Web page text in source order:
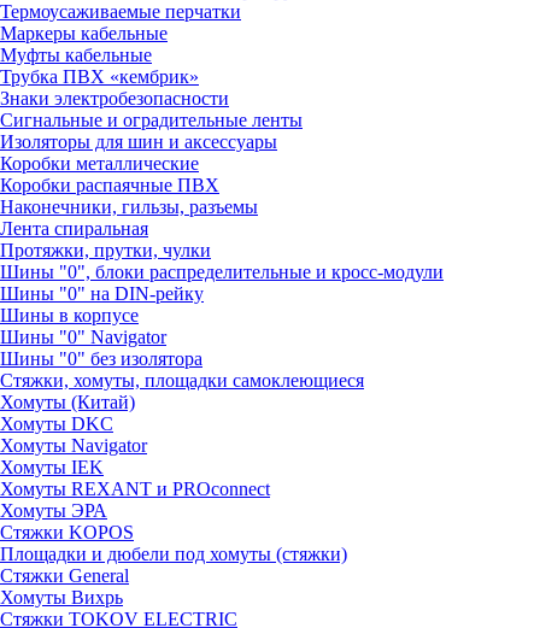
Термоусаживаемые перчатки
Маркеры кабельные
Муфты кабельные
Трубка ПВХ «кембрик»
Знаки электробезопасности
Сигнальные и оградительные ленты
Изоляторы для шин и аксессуары
Коробки металлические
Коробки распаячные ПВХ
Наконечники, гильзы, разъемы
Лента спиральная
Протяжки, прутки, чулки
Шины "0", блоки распределительные и кросс-модули
Шины "0" на DIN-рейку
Шины в корпусе
Шины "0" Navigator
Шины "0" без изолятора
Стяжки, хомуты, площадки самоклеющиеся
Хомуты (Китай)
Хомуты DKC
Хомуты Navigator
Хомуты IEK
Хомуты REXANT и PROconnect
Хомуты ЭРА
Стяжки KOPOS
Площадки и дюбели под хомуты (стяжки)
Стяжки General
Хомуты Вихрь
Стяжки TOKOV ELECTRIC